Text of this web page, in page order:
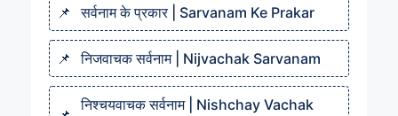
सर्वनाम के प्रकार | Sarvanam Ke Prakar
निजवाचक सर्वनाम | Nijvachak Sarvanam
निश्चयवाचक सर्वनाम | Nishchay Vachak